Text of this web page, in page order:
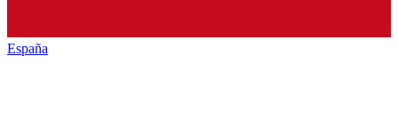
España